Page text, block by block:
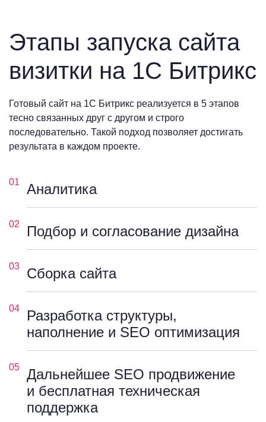
Этапы запуска сайта
визитки на 1С Битрикс
Готовый сайт на 1С Битрикс реализуется в 5 этапов
тесно связанных друг с другом и строго
последовательно. Такой подход позволяет достигать
результата в каждом проекте.
01 Аналитика
02 Подбор и согласование дизайна
03 Сборка сайта
04
Разработка структуры,
наполнение и SEO оптимизация
05
Дальнейшее SEO продвижение
и бесплатная техническая
поддержка